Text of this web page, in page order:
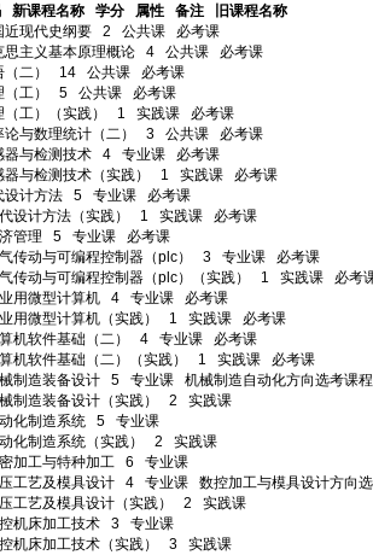
新课程名称 学分 属性 备注
旧课程名称
近现代史纲要 2 公共课
必考课
思主义基本原理概论 4 公共课
必考课
（二） 14 公共课
必考课
（工） 5 公共课
必考课
（工）（实践） 1 实践课
必考课
论与数理统计（二） 3 公共课
必考课
器与检测技术 4 专业课
必考课
器与检测技术（实践） 1 实践课
必考课
设计方法 5 专业课
必考课
设计方法（实践） 1 实践课
必考课
管理 5 专业课
必考课
传动与可编程控制器（plc） 3 专业课
必考课
传动与可编程控制器（plc）（实践） 1 实践课
必考
用微型计算机 4 专业课
必考课
用微型计算机（实践） 1 实践课
必考课
机软件基础（二） 4 专业课
必考课
机软件基础（二）（实践） 1 实践课
必考课
制造装备设计 5 专业课
机械制造自动化方向选考课程
制造装备设计（实践） 2
实践课
化制造系统 5
专业课
化制造系统（实践） 2
实践课
加工与特种加工 6
专业课
工艺及模具设计 4 专业课
数控加工与模具设计方向
工艺及模具设计（实践） 2
实践课
机床加工技术 3
专业课
机床加工技术（实践） 3
实践课